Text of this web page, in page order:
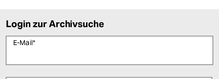
Login zur Archivsuche
E-Mail*